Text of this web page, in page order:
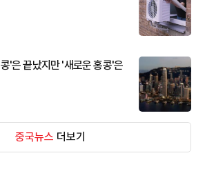
'은 끝났지만 '새로운 홍콩'은
중국뉴스 더보기